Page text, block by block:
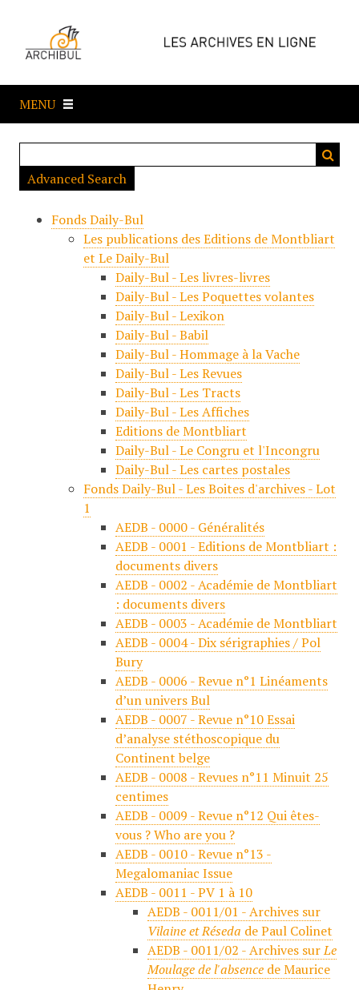
e
a
MENU
Advanced Search
Fonds Daily-Bul
Les publications des Editions de Montbliart
et Le Daily-Bul
Daily-Bul - Les livres-livres
Daily-Bul - Les Poquettes volantes
Daily-Bul - Lexikon
Daily-Bul - Babil
Daily-Bul - Hommage à la Vache
Daily-Bul - Les Revues
Daily-Bul - Les Tracts
Daily-Bul - Les Affiches
Editions de Montbliart
Daily-Bul - Le Congru et l'Incongru
Daily-Bul - Les cartes postales
Fonds Daily-Bul - Les Boites d'archives - Lot
1
AEDB - 0000 - Généralités
AEDB - 0001 - Editions de Montbliart :
documents divers
AEDB - 0002 - Académie de Montbliart
: documents divers
AEDB - 0003 - Académie de Montbliart
AEDB - 0004 - Dix sérigraphies / Pol
Bury
AEDB - 0006 - Revue n°1 Linéaments
d’un univers Bul
AEDB - 0007 - Revue n°10 Essai
d’analyse stéthoscopique du
Continent belge
AEDB - 0008 - Revues n°11 Minuit 25
centimes
AEDB - 0009 - Revue n°12 Qui êtes-
vous ? Who are you ?
AEDB - 0010 - Revue n°13 -
Megalomaniac Issue
AEDB - 0011 - PV 1 à 10
AEDB - 0011/01 - Archives sur
Vilaine et Réseda de Paul Colinet
AEDB - 0011/02 - Archives surLe
Moulage de l'absencede Maurice